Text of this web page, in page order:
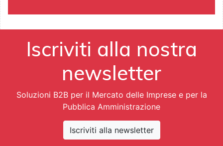
Iscriviti alla nostra
newsletter
Soluzioni B2B per il Mercato delle Imprese e per la
Pubblica Amministrazione
Iscriviti alla newsletter